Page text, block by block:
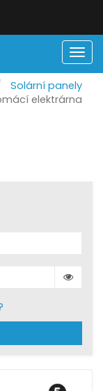
Solární panely
elektrárna